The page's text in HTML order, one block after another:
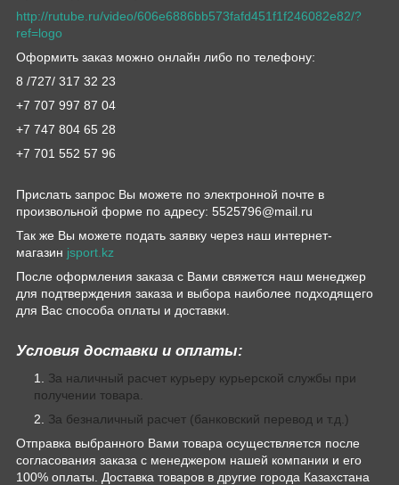
http://rutube.ru/video/606e6886bb573fafd451f1f246082e82/?
ref=logo
Оформить заказ можно онлайн либо по телефону:
8 /727/ 317 32 23
+7 707 997 87 04
+7 747 804 65 28
+7 701 552 57 96
Прислать запрос Вы можете по электронной почте в
произвольной форме по адресу: 5525796@mail.ru
Так же Вы можете подать заявку через наш интернет-
магазин jsport.kz
После оформления заказа с Вами свяжется наш менеджер
для подтверждения заказа и выбора наиболее подходящего
для Вас способа оплаты и доставки.
Условия доставки и оплаты:
За наличный расчет курьеру курьерской службы при
получении товара.
За безналичный расчет (банковский перевод и т.д.)
Отправка выбранного Вами товара осуществляется после
согласования заказа с менеджером нашей компании и его
100% оплаты. Доставка товаров в другие города Казахстана